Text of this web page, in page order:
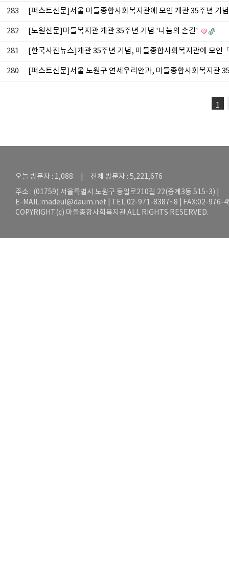
283 [퍼스트신문]서울 마들종합사회복지관에 모인 개관 35주년 기
282 [노원신문]마들복지관 개관 35주년 기념 '나눔의 손길'
281 [한국사진뉴스]개관 35주년 기념, 마들종합사회복지관에 모인
280 [퍼스트신문]서울 노원구 연세우리안과, 마들종합사회복지관
1
오늘 방문자 : 1,088 | 전체 방문자 : 5,221,676
주소 : (01759) 서울특별시 노원구 동일로210길 22(중계3동 515-3) |
E-MAIL:madeul@daum.net | TEL:02-971-8387~8 | FAX:02-976-
COPYRIGHT(c) 마들종합사회복지관 ALL RIGHTS RESERVED.